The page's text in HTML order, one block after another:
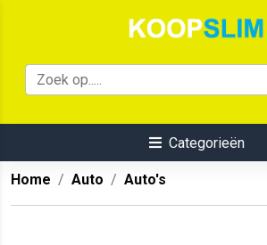
Categorieën
Home Auto Auto's